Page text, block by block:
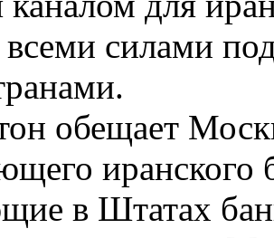
всеми силами
обещает
иранского
в Штатах